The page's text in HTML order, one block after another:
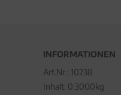
INFORMATIONEN
Art.Nr.: 10238
Inhalt: 0.3000kg